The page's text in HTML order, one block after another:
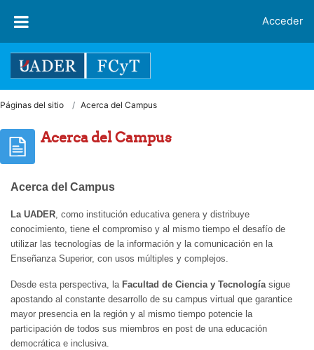
Acceder
Páginas del sitio Acerca del Campus
Acerca del Campus
Acerca del Campus
La UADER, como institución educativa genera y distribuye
conocimiento, tiene el compromiso y al mismo tiempo el desafío de
utilizar las tecnologías de la información y la comunicación en la
Enseñanza Superior, con usos múltiples y complejos.
Desde esta perspectiva, la Facultad de Ciencia y Tecnología sigue
apostando al constante desarrollo de su campus virtual que garantice
mayor presencia en la región y al mismo tiempo potencie la
participación de todos sus miembros en post de una educación
democrática e inclusiva.